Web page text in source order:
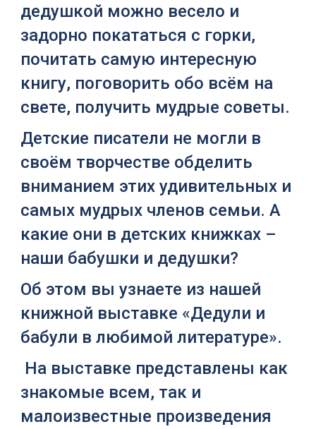
дедушкой можно весело и
задорно покататься с горки,
почитать самую интересную
книгу, поговорить обо всём на
свете, получить мудрые советы.
Детские писатели не могли в
своём творчестве обделить
вниманием этих удивительных и
самых мудрых членов семьи. А
какие они в детских книжках –
наши бабушки и дедушки?
Об этом вы узнаете из нашей
книжной выставке «Дедули и
бабули в любимой литературе».
На выставке представлены как
знакомые всем, так и
малоизвестные произведения